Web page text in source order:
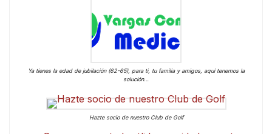
Ya tienes la edad de jubilación (62-65), para ti, tu familia y amigos, aquí tenemos la
solución…
Hazte socio de nuestro Club de Golf